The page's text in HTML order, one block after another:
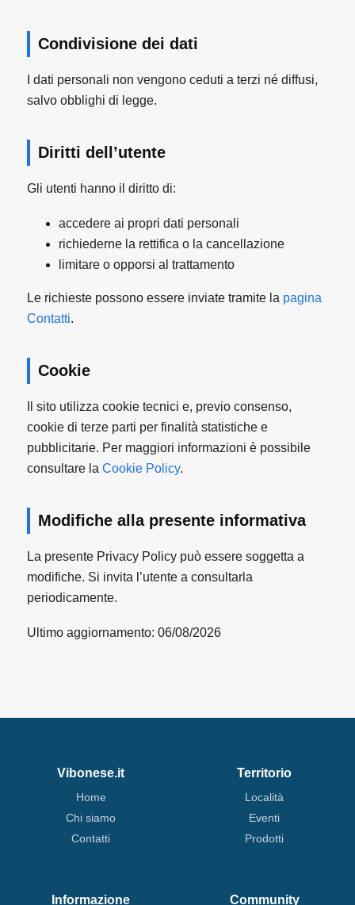
Condivisione dei dati
I dati personali non vengono ceduti a terzi né diffusi,
salvo obblighi di legge.
Diritti dell’utente
Gli utenti hanno il diritto di:
accedere ai propri dati personali
richiederne la rettifica o la cancellazione
limitare o opporsi al trattamento
Le richieste possono essere inviate tramite la pagina
Contatti.
Cookie
Il sito utilizza cookie tecnici e, previo consenso,
cookie di terze parti per finalità statistiche e
pubblicitarie. Per maggiori informazioni è possibile
consultare la Cookie Policy.
Modifiche alla presente informativa
La presente Privacy Policy può essere soggetta a
modifiche. Si invita l’utente a consultarla
periodicamente.
Ultimo aggiornamento: 06/08/2026
Vibonese.it
Home
Chi siamo
Contatti
Territorio
Località
Eventi
Prodotti
Informazione Community